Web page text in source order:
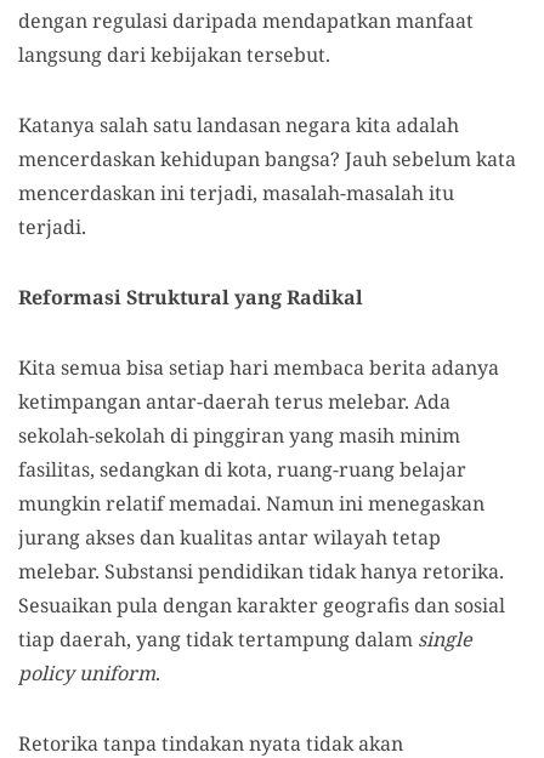
dengan regulasi daripada mendapatkan manfaat
langsung dari kebijakan tersebut.
Katanya salah satu landasan negara kita adalah
mencerdaskan kehidupan bangsa? Jauh sebelum kata
mencerdaskan ini terjadi, masalah-masalah itu
terjadi.
Reformasi Struktural yang Radikal
Kita semua bisa setiap hari membaca berita adanya
ketimpangan antar-daerah terus melebar. Ada
sekolah-sekolah di pinggiran yang masih minim
fasilitas, sedangkan di kota, ruang-ruang belajar
mungkin relatif memadai. Namun ini menegaskan
jurang akses dan kualitas antar wilayah tetap
melebar. Substansi pendidikan tidak hanya retorika.
Sesuaikan pula dengan karakter geografis dan sosial
tiap daerah, yang tidak tertampung dalam single
policy uniform.
Retorika tanpa tindakan nyata tidak akan